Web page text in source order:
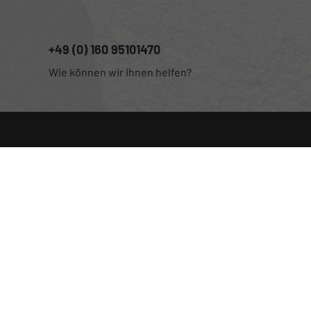
+49 (0) 160 95101470
Wie können wir Ihnen helfen?